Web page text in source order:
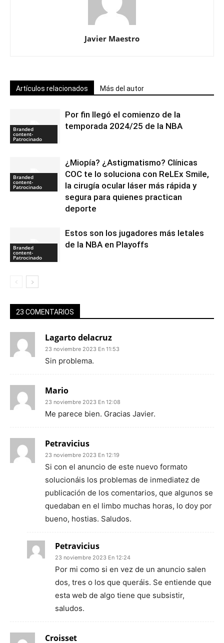
Javier Maestro
Artículos relacionados Más del autor
Branded
content-
Patrocinado
Por fin llegó el comienzo de la
temporada 2024/25 de la NBA
Branded
content-
Patrocinado
¿Miopía? ¿Astigmatismo? Clínicas
COC te lo soluciona con ReLEx Smile,
la cirugía ocular láser más rápida y
segura para quienes practican
deporte
Branded
content-
Patrocinado
Estos son los jugadores más letales
de la NBA en Playoffs
23 COMENTARIOS
Lagarto delacruz
23 noviembre 2023 En 11:53
Sin problema.
Mario
23 noviembre 2023 En 12:08
Me parece bien. Gracias Javier.
Petravicius
23 noviembre 2023 En 12:19
Si con el anuncio de este nuevo formato
solucionáis los problemas de inmediatez de
publicación de los comentarios, que algunos se
quedaban en el limbo muchas horas, lo doy por
bueno, hostias. Saludos.
Petravicius
23 noviembre 2023 En 12:24
Por mi como si en vez de un anuncio salen
dos, tres o los que queráis. Se entiende que
esta web de algo tiene que subsistir,
saludos.
Croisset